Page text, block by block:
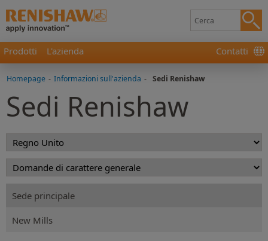
Prodotti L'azienda Contatti
Homepage - Informazioni sull'azienda - Sedi Renishaw
Sedi Renishaw
Sede principale
New Mills